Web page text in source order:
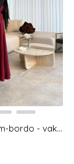
İsabel etekli takım-bordo - vakronline